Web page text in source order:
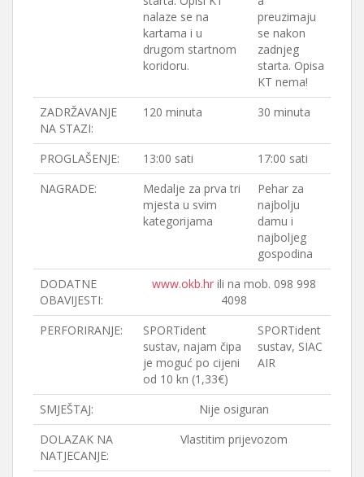
nalaze se na
kartama i u
drugom startnom
koridoru.
preuzimaju
se nakon
zadnjeg
starta. Opisa
KT nema!
ZADRŽAVANJE
NA STAZI:
120 minuta 30 minuta
PROGLAŠENJE: 13:00 sati
17:00 sati
NAGRADE:
Medalje za prva tri
mjesta u svim
kategorijama
Pehar za
najbolju
damu i
najboljeg
gospodina
DODATNE
OBAVIJESTI:
www.okb.hrili na mob. 098 998
4098
PERFORIRANJE:
SPORTident
sustav, najam čipa
je moguć po cijeni
od 10 kn (1,33€)
SPORTident
sustav, SIAC
AIR
SMJEŠTAJ:
Nije osiguran
DOLAZAK NA
NATJECANJE:
Vlastitim prijevozom